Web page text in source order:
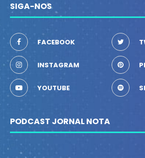
SIGA-NOS
FACEBOOK
INSTAGRAM
YOUTUBE
PODCAST JORNAL NOTA